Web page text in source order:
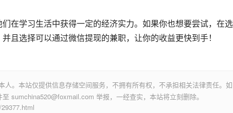
在学习生活中获得一定的经济实力。如果你也想要尝试，在
且选择可以通过微信提现的兼职，让你的收益更快到手！
。本站仅提供信息存储空间服务，不拥有所有权，不承担相关法律责任。如
sumchina520@foxmail.com 举报，一经查实，本站将立刻删除。